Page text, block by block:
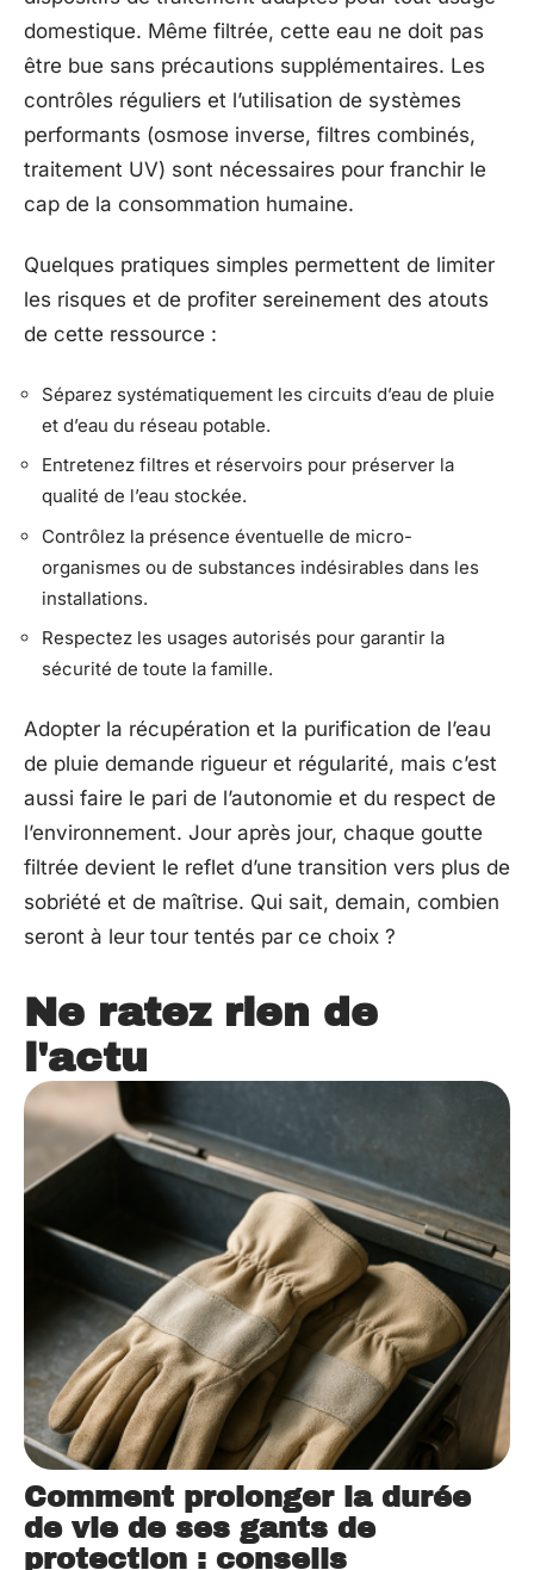
domestique. Même filtrée, cette eau ne doit pas
être bue sans précautions supplémentaires. Les
contrôles réguliers et l’utilisation de systèmes
performants (osmose inverse, filtres combinés,
traitement UV) sont nécessaires pour franchir le
cap de la consommation humaine.
Quelques pratiques simples permettent de limiter
les risques et de profiter sereinement des atouts
de cette ressource :
Séparez systématiquement les circuits d’eau de pluie
et d’eau du réseau potable.
Entretenez filtres et réservoirs pour préserver la
qualité de l’eau stockée.
Contrôlez la présence éventuelle de micro-
organismes ou de substances indésirables dans les
installations.
Respectez les usages autorisés pour garantir la
sécurité de toute la famille.
Adopter la récupération et la purification de l’eau
de pluie demande rigueur et régularité, mais c’est
aussi faire le pari de l’autonomie et du respect de
l’environnement. Jour après jour, chaque goutte
filtrée devient le reflet d’une transition vers plus de
sobriété et de maîtrise. Qui sait, demain, combien
seront à leur tour tentés par ce choix ?
Ne ratez rien de
l'actu
Comment prolonger la durée
de vie de ses gants de
protection : conseils